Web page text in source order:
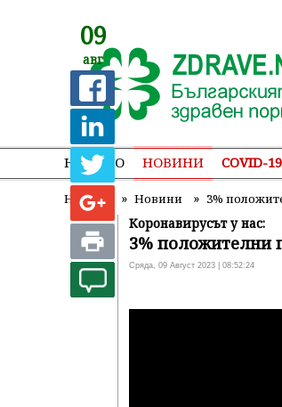
НАЧАЛО НОВИНИ COVID-19
Начало » Новини » 3%
09
авг
Коронавирусът у нас:
3% положителни
Сряда, 09 Август 2023 | 08:52:24